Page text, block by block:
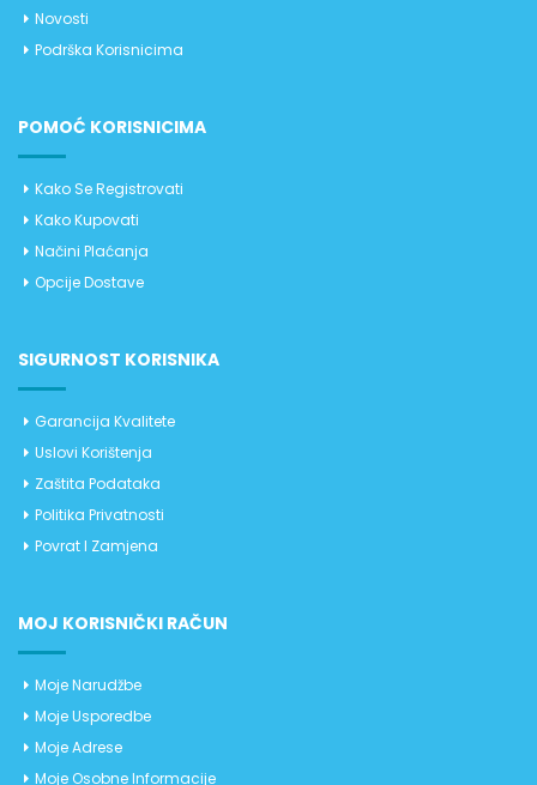
Novosti
Podrška Korisnicima
POMOĆ KORISNICIMA
Kako Se Registrovati
Kako Kupovati
Načini Plaćanja
Opcije Dostave
SIGURNOST KORISNIKA
Garancija Kvalitete
Uslovi Korištenja
Zaštita Podataka
Politika Privatnosti
Povrat I Zamjena
MOJ KORISNIČKI RAČUN
Moje Narudžbe
Moje Usporedbe
Moje Adrese
Moje Osobne Informacije